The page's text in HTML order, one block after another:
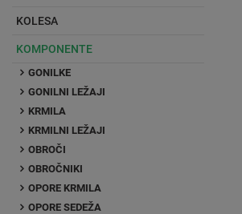
KOLESA
KOMPONENTE
GONILKE
GONILNI LEŽAJI
KRMILA
KRMILNI LEŽAJI
OBROČI
OBROČNIKI
OPORE KRMILA
OPORE SEDEŽA